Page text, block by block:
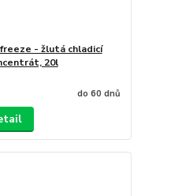
- žlutá chladicí
20l
do 60 dnů